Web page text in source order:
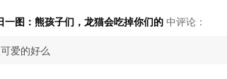
一图：熊孩子们，龙猫会吃掉你们的 中评论：
爱的好么